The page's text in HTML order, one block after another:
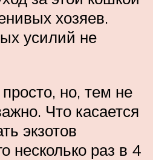
хозяев.
усилий не
но, тем не
Что касается
экзотов
несколько раз в 4